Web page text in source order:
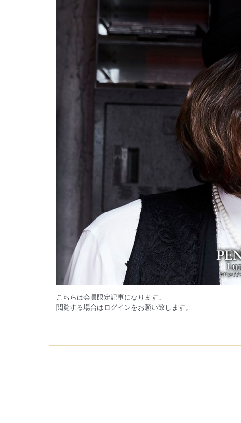
こちらは会員限定記事になります。
閲覧する場合はログインをお願い致します。